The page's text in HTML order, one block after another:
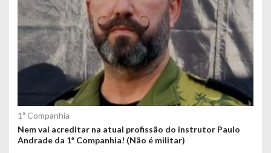
1ª Companhia
Nem vai acreditar na atual profissão do instrutor Paulo
Andrade da 1ª Companhia! (Não é militar)